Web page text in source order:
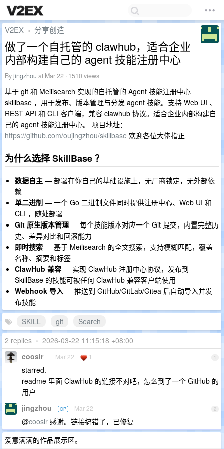
V2EX › 分享创造
做了一个自托管的 clawhub，适合企业
内部构建自己的 agent 技能注册中心
Byjingzhou at Mar 22 · 1510 views
基于 git 和 Meilisearch 实现的自托管的 Agent 技能注册中心
skillbase ，用于发布、版本管理与分发 agent 技能。支持 Web UI 、
REST API 和 CLI 客户端，兼容 clawhub 协议。适合企业内部构建自
己的 agent 技能注册中心。 项目地址：
https://github.com/oujingzhou/skillbase 欢迎各位大佬指正
为什么选择 SkillBase ？
数据自主 — 部署在你自己的基础设施上，无厂商锁定，无外部依
赖
单二进制 — 一个 Go 二进制文件同时提供注册中心、Web UI 和
CLI ，随处部署
Git 原生版本管理 — 每个技能版本对应一个 Git 提交，内置完整历
史、差异对比和回滚能力
即时搜索 — 基于 Meilisearch 的全文搜索，支持模糊匹配，覆盖
名称、摘要和标签
ClawHub 兼容 — 实现 ClawHub 注册中心协议，发布到
SkillBase 的技能可被任何 ClawHub 兼容客户端使用
Webhook 导入 — 推送到 GitHub/GitLab/Gitea 后自动导入并发
布技能
SKILL
git
Search
2 replies • 2026-03-22 11:15:18 +08:00
1
coosir Mar 22 1
starred.
readme 里面 ClawHub 的链接不对吧，怎么到了一个 GitHub 的
用户
2
jingzhou OP Mar 22
@coosir 感谢。链接搞错了，已修复
爱意满满的作品展示区。